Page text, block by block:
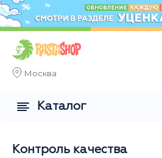
Москва
Контроль качества
Каталог